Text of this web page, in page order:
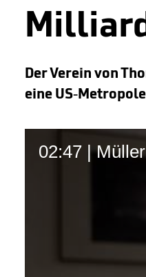
Der Verein von
eine US-
02:47 |